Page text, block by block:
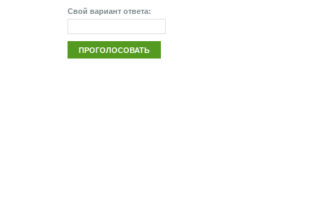
Свой вариант ответа: